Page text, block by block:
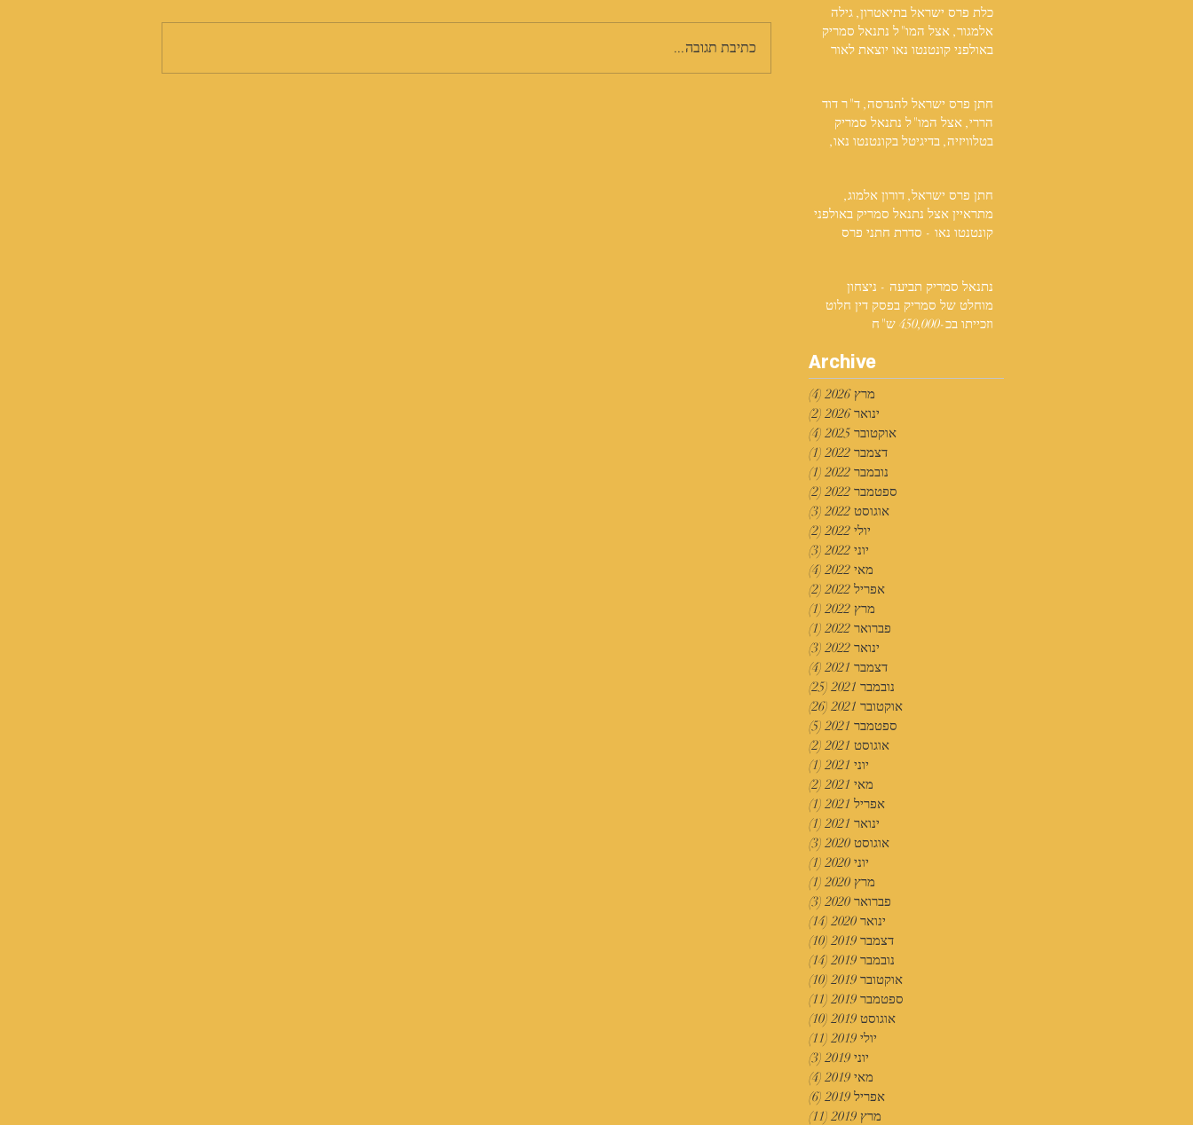
כתיבת תגובה...
כלת פרס ישראל בתיאטרון, גילה
אלמגור, אצל המו"ל נתנאל סמריק
באולפני קונטנטו נאו יוצאת לאור
חתן פרס ישראל להנדסה, ד"ר דוד
הררי, אצל המו"ל נתנאל סמריק
בטלוויזיה, בדיגיטל בקונטנטו נאו,
חתן פרס ישראל, דורון אלמוג,
מתראיין אצל נתנאל סמריק באולפני
קונטנטו נאו - סדרת חתני פרס
נתנאל סמריק תביעה - ניצחון
מוחלט של סמריק בפסק דין חלוט
וזכייתו בכ-450,000 ש"ח
Archive
מרץ 2026 (4)
ינואר 2026
(2)
אוקטובר 2025
(4)
דצמבר 2022
(1)
נובמבר 2022
(1)
ספטמבר 2022
(2)
אוגוסט 2022
(3)
יולי 2022
(2)
יוני 2022
(3)
מאי 2022
(4)
אפריל 2022
(2)
מרץ 2022
(1)
פברואר 2022
(1)
ינואר 2022
(3)
דצמבר 2021
(4)
נובמבר 2021
(25)
אוקטובר 2021
(26)
ספטמבר 2021
(5)
אוגוסט 2021
(2)
יוני 2021
(1)
מאי 2021
(2)
אפריל 2021
(1)
ינואר 2021
(1)
אוגוסט 2020
(3)
יוני 2020
(1)
מרץ 2020
(1)
פברואר 2020
(3)
ינואר 2020
(14)
דצמבר 2019
(10)
נובמבר 2019
(14)
אוקטובר 2019
(10)
ספטמבר 2019
(11)
אוגוסט 2019
(10)
יולי 2019
(11)
יוני 2019
(3)
מאי 2019
(4)
אפריל 2019
(6)
מרץ 2019
(11)